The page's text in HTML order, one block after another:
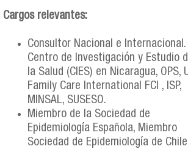
Cargos relevantes:
Consultor Nacional e Internacional.
Centro de Investigación y Estudio
la Salud (CIES) en Nicaragua, OPS,
Family Care International FCI , ISP,
MINSAL, SUSESO.
Miembro de la Sociedad de
Epidemiología Española, Miembro
Sociedad de Epidemiología de